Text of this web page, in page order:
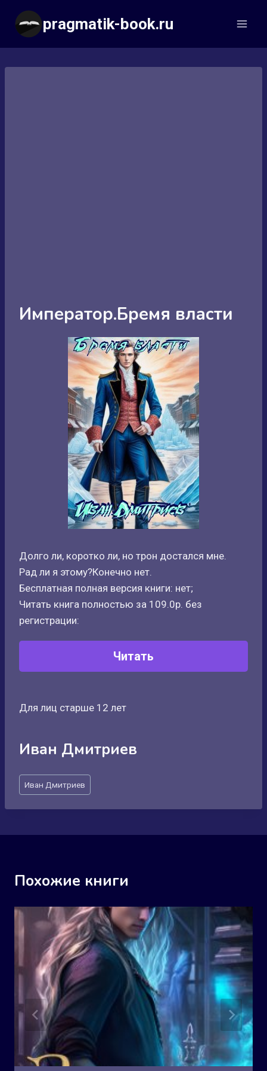
Перейти
содержимому
pragmatik-book.ru
Император.Бремя власти
Долго ли, коротко ли, но трон достался мне.
Рад ли я этому?Конечно нет.
Бесплатная полная версия книги: нет;
Читать книга полностью за 109.0р. без
регистрации:
Читать
Для лиц старше 12 лет
Иван Дмитриев
Метки
записи:
Иван Дмитриев
Похожие книги